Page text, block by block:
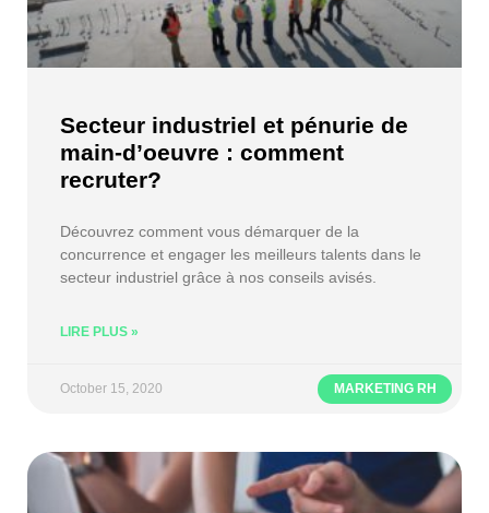
MARKETING RH
Secteur industriel et pénurie de
main-d’oeuvre : comment
recruter?
Découvrez comment vous démarquer de la
concurrence et engager les meilleurs talents dans le
secteur industriel grâce à nos conseils avisés.
LIRE PLUS »
October 15, 2020